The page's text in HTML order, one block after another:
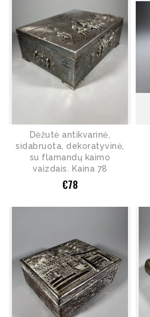
Dėžutė antikvarinė,
sidabruota, dekoratyvinė,
su flamandų kaimo
vaizdais. Kaina 78
€78